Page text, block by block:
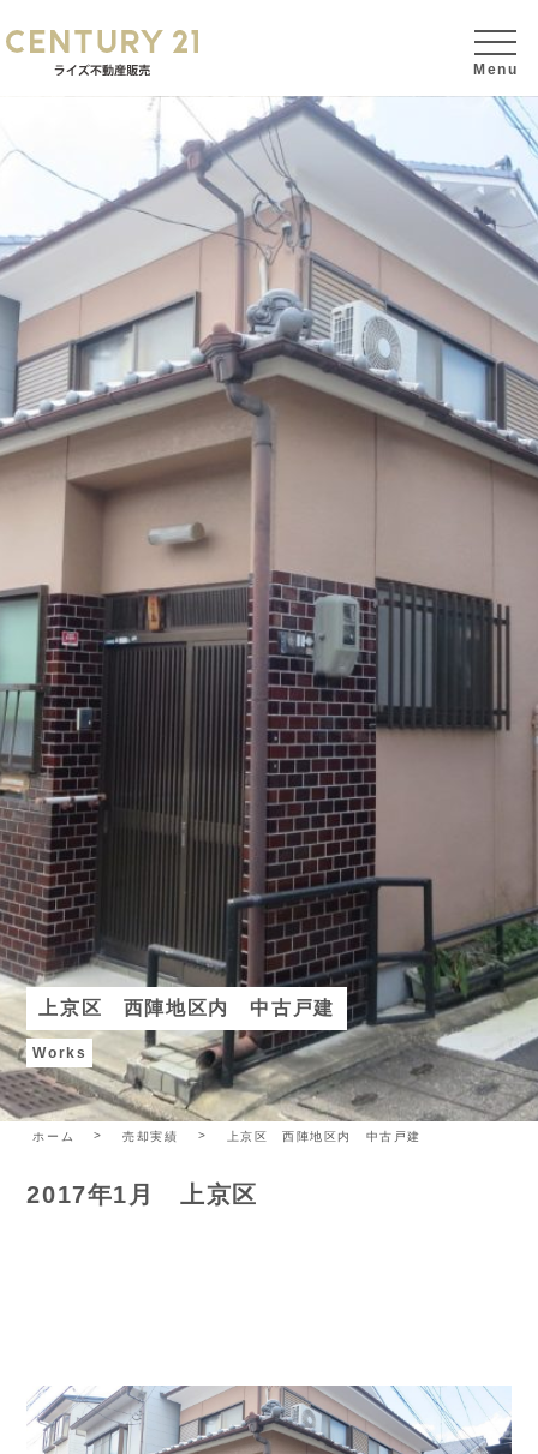
上京区 西陣地区内 中古戸建
Works
ホーム 売却実績 上京区 西陣地区内 中古戸建
2017年1月 上京区